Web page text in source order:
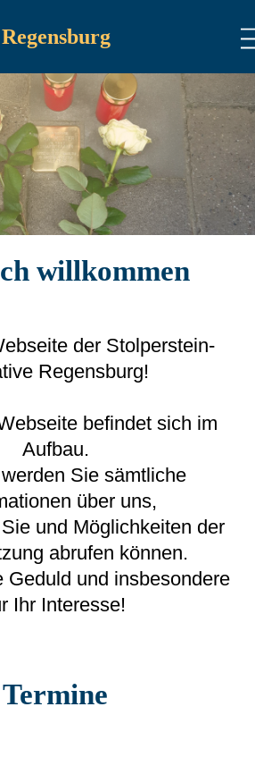
willkommen
der Stolperstein-
Regensburg!
befindet sich im
Aufbau.
Sie sämtliche
über uns,
und Möglichkeiten der
abrufen können.
Geduld und insbesondere
Ihr Interesse!
Termine